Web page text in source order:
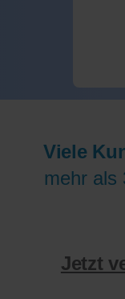
Viele
mehr als
Jetzt